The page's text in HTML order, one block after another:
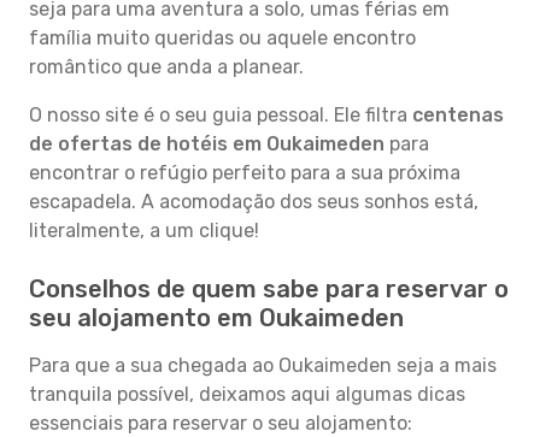
seja para uma aventura a solo, umas férias em
família muito queridas ou aquele encontro
romântico que anda a planear.
O nosso site é o seu guia pessoal. Ele filtra centenas
de ofertas de hotéis em Oukaimeden para
encontrar o refúgio perfeito para a sua próxima
escapadela. A acomodação dos seus sonhos está,
literalmente, a um clique!
Conselhos de quem sabe para reservar o
seu alojamento em Oukaimeden
Para que a sua chegada ao Oukaimeden seja a mais
tranquila possível, deixamos aqui algumas dicas
essenciais para reservar o seu alojamento: